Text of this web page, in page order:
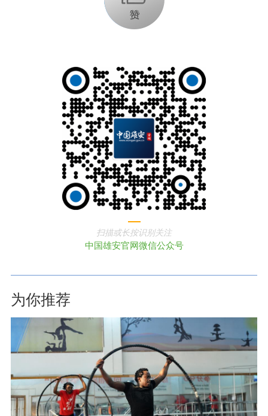
扫描或长按识别关注
中国雄安官网微信公众号
为你推荐